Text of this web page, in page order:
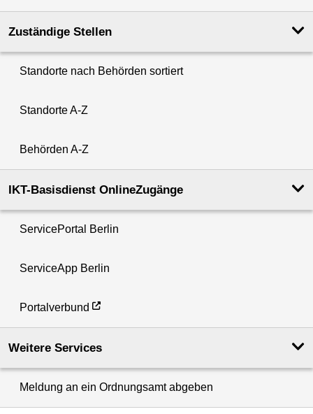
Zuständige Stellen
Standorte nach Behörden sortiert
Standorte A-Z
Behörden A-Z
IKT-Basisdienst OnlineZugänge
ServicePortal Berlin
ServiceApp Berlin
Portalverbund
Weitere Services
Meldung an ein Ordnungsamt abgeben